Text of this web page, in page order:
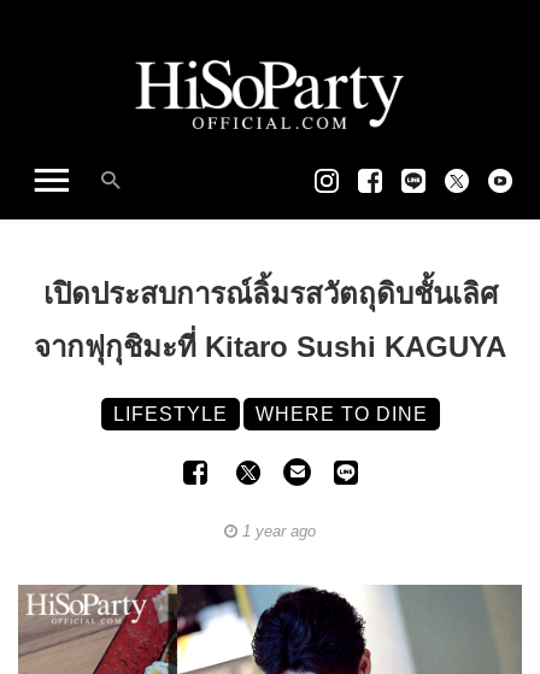
เปิดประสบการณ์ลิ้มรสวัตถุดิบชั้นเลิศ
จากฟุกุชิมะที่ Kitaro Sushi KAGUYA
LIFESTYLE WHERE TO DINE
1 year ago